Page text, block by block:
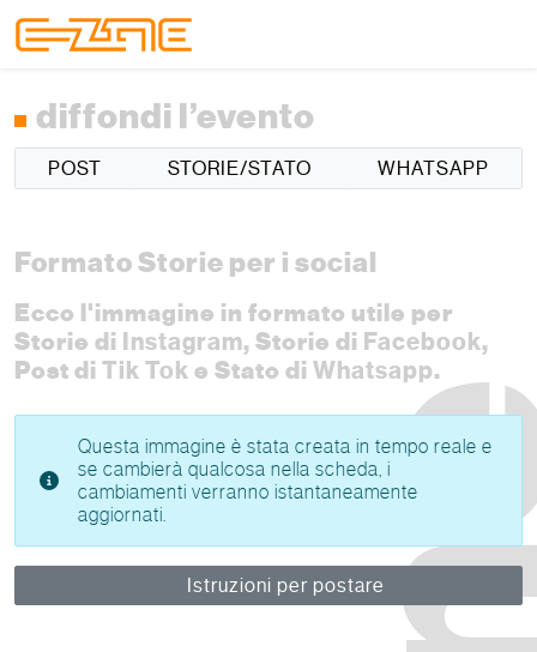
diffondi l’evento
POST STORIE/STATO WHATSAPP
Formato Storie per i social
Ecco l'immagine in formato utile per
Storie di Instagram, Storie di Facebook,
Post di Tik Tok e Stato di Whatsapp.
Questa immagine è stata creata in tempo reale e
se cambierà qualcosa nella scheda, i
cambiamenti verranno istantaneamente
aggiornati.
Istruzioni per postare